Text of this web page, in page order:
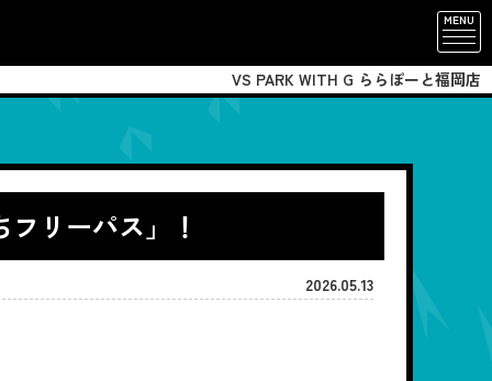
MENU
VS PARK WITH G ららぽーと福岡店
リーパス」！
2026.05.13